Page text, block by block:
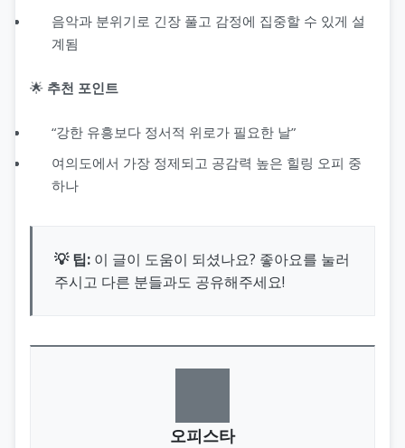
음악과 분위기로 긴장 풀고 감정에 집중할 수 있게 설
계됨
🌟 추천 포인트
“강한 유흥보다 정서적 위로가 필요한 날”
여의도에서 가장 정제되고 공감력 높은 힐링 오피 중
하나
💡 팁: 이 글이 도움이 되셨나요? 좋아요를 눌러
주시고 다른 분들과도 공유해주세요!
오피스타